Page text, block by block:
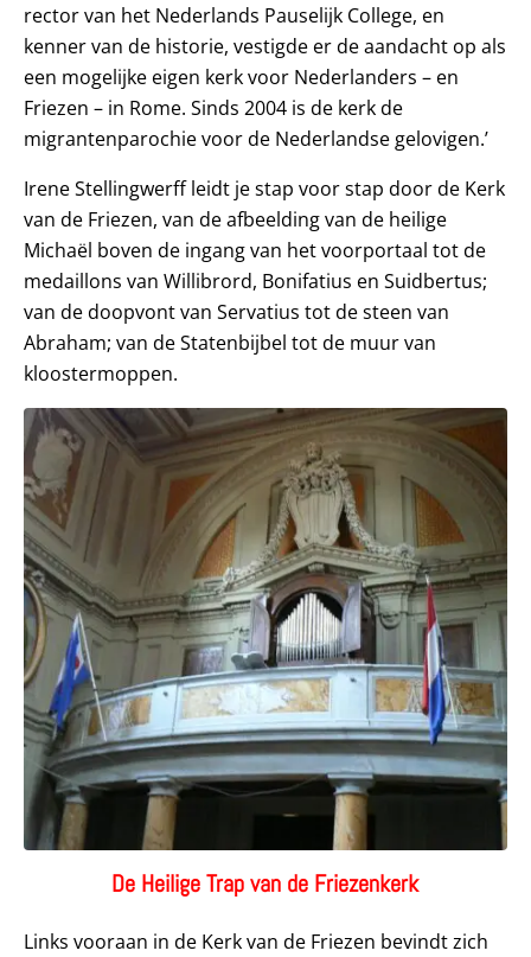
rector van het Nederlands Pauselijk College, en
kenner van de historie, vestigde er de aandacht op als
een mogelijke eigen kerk voor Nederlanders – en
Friezen – in Rome. Sinds 2004 is de kerk de
migrantenparochie voor de Nederlandse gelovigen.’
Irene Stellingwerff leidt je stap voor stap door de Kerk
van de Friezen, van de afbeelding van de heilige
Michaël boven de ingang van het voorportaal tot de
medaillons van Willibrord, Bonifatius en Suidbertus;
van de doopvont van Servatius tot de steen van
Abraham; van de Statenbijbel tot de muur van
kloostermoppen.
De Heilige Trap van de Friezenkerk
Links vooraan in de Kerk van de Friezen bevindt zich